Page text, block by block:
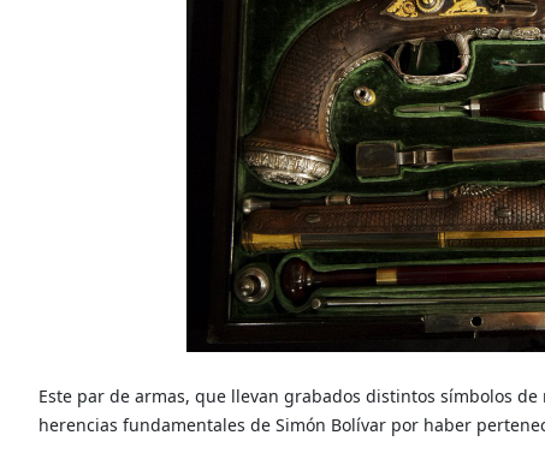
Este par de armas, que llevan grabados distintos símbolos
herencias fundamentales de Simón Bolívar por haber